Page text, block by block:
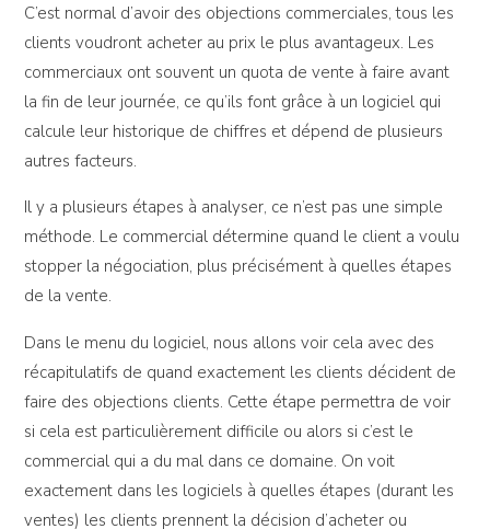
C’est normal d’avoir des objections commerciales, tous les
clients voudront acheter au prix le plus avantageux. Les
commerciaux ont souvent un quota de vente à faire avant
la fin de leur journée, ce qu’ils font grâce à un logiciel qui
calcule leur historique de chiffres et dépend de plusieurs
autres facteurs.
Il y a plusieurs étapes à analyser, ce n’est pas une simple
méthode. Le commercial détermine quand le client a voulu
stopper la négociation, plus précisément à quelles étapes
de la vente.
Dans le menu du logiciel, nous allons voir cela avec des
récapitulatifs de quand exactement les clients décident de
faire des objections clients. Cette étape permettra de voir
si cela est particulièrement difficile ou alors si c’est le
commercial qui a du mal dans ce domaine. On voit
exactement dans les logiciels à quelles étapes (durant les
ventes) les clients prennent la décision d’acheter ou